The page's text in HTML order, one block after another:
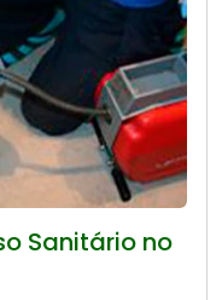
Sanitário no